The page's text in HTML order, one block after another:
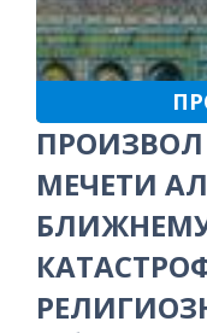
МЕЧЕТИ